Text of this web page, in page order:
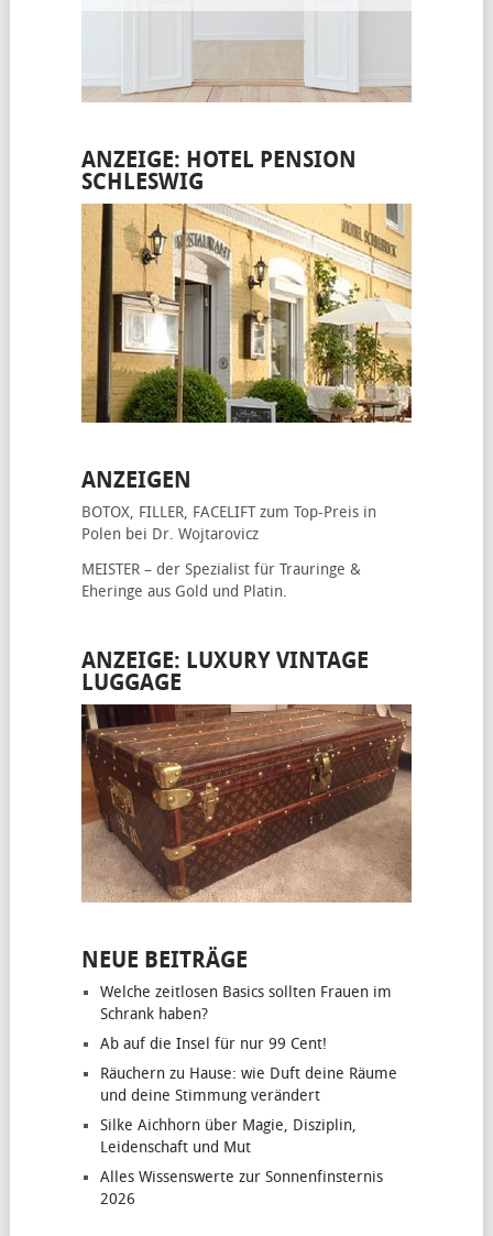
ANZEIGE: HOTEL PENSION
SCHLESWIG
ANZEIGEN
BOTOX, FILLER, FACELIFTzum Top-Preis in
Polen bei Dr. Wojtarovicz
MEISTER – der Spezialist für Trauringe &
Eheringe aus Gold und Platin.
ANZEIGE: LUXURY VINTAGE
LUGGAGE
NEUE BEITRÄGE
Welche zeitlosen Basics sollten Frauen im
Schrank haben?
Ab auf die Insel für nur 99 Cent!
Räuchern zu Hause: wie Duft deine Räume
und deine Stimmung verändert
Silke Aichhorn über Magie, Disziplin,
Leidenschaft und Mut
Alles Wissenswerte zur Sonnenfinsternis
2026